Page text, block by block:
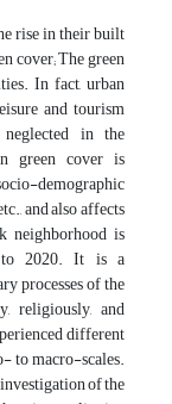
rise in their built
cover; The green
In fact, urban
and tourism
in the
green cover is
demographic
and also affects
neighborhood is
to 2020. It is a
processes of the
religiously, and
different
to macro-scales.
of the